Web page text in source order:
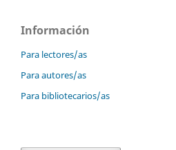
Información
Para lectores/as
Para autores/as
Para bibliotecarios/as